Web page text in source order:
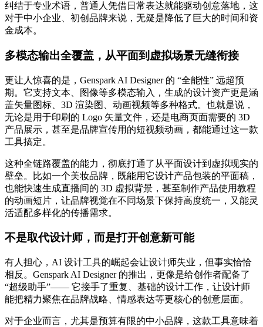
纠结于专业术语，普通人凭借日常表达就能驱动创意落地，这
对于中小企业、初创品牌来说，无疑是降低了巨大的时间和资
金成本。
多模态输出全覆盖，从平面到虚拟场景无缝衔接
更让人惊喜的是，Genspark AI Designer 的 “全能性” 远超预
期。它支持文本、图像等多模态输入，生成的设计资产更是涵
盖矢量图标、3D 渲染图、动画视频等多种格式。也就是说，
无论是用于印刷的 Logo 矢量文件，还是电商页面需要的 3D
产品展示，甚至是品牌宣传用的短视频动画，都能通过这一款
工具搞定。
这种全链路覆盖的能力，彻底打通了从平面设计到虚拟现实的
壁垒。比如一个美妆品牌，既能用它设计产品包装的平面稿，
也能快速生成直播间的 3D 虚拟背景，甚至制作产品使用教程
的动画短片，让品牌视觉在不同场景下保持高度统一，又能灵
活适配多样化的传播需求。
不是取代设计师，而是打开创意新可能
有人担心，AI 设计工具的崛起会让设计师失业，但事实恰恰
相反。Genspark AI Designer 的推出，更像是给创作者配备了
“超级助手”—— 它接手了重复、基础的设计工作，让设计师
能把精力聚焦在品牌战略、情感表达等更核心的创意层面。
对于企业而言，尤其是预算有限的中小品牌，这款工具意味着